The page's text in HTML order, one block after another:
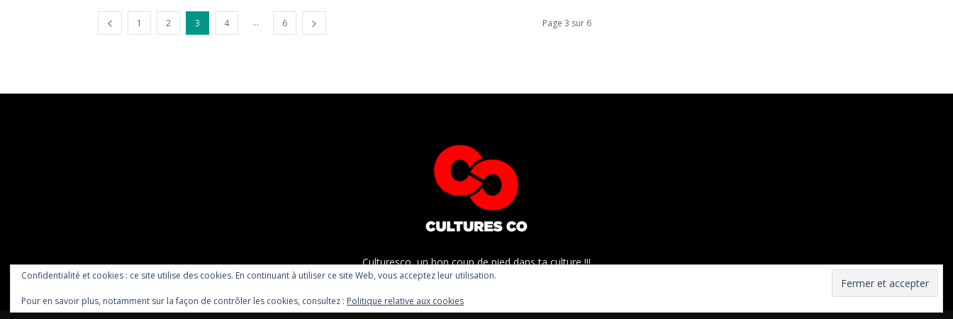
1 2 3 4 ... 6 Page 3 sur 6
Culturesco, un bon coup de pied dans ta culture !!!
Confidentialité et cookies : ce site utilise des cookies. En continuant à utiliser ce site Web, vous acceptez leur utilisation.
Pour en savoir plus, notamment sur la façon de contrôler les cookies, consultez : Politique relative aux cookies